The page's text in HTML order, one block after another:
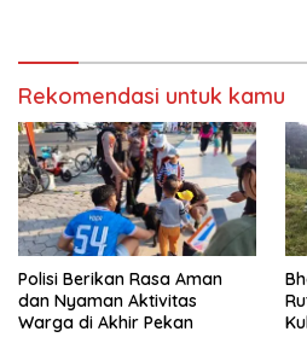
Rekomendasi untuk kamu
Polisi Berikan Rasa Aman
dan Nyaman Aktivitas
Warga di Akhir Pekan